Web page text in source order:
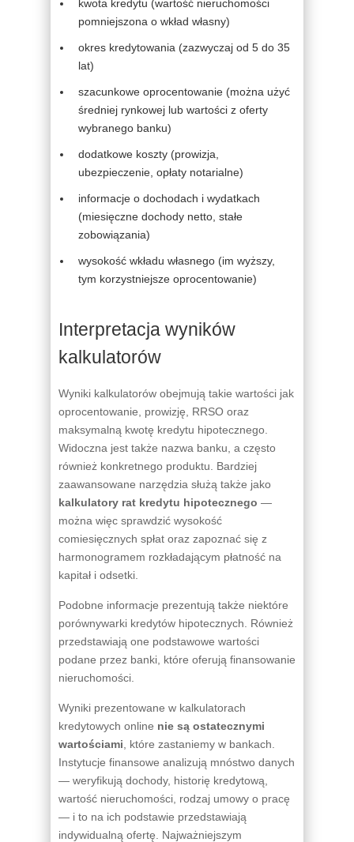
kwota kredytu (wartość nieruchomości
pomniejszona o wkład własny)
okres kredytowania (zazwyczaj od 5 do 35
lat)
szacunkowe oprocentowanie (można użyć
średniej rynkowej lub wartości z oferty
wybranego banku)
dodatkowe koszty (prowizja,
ubezpieczenie, opłaty notarialne)
informacje o dochodach i wydatkach
(miesięczne dochody netto, stałe
zobowiązania)
wysokość wkładu własnego (im wyższy,
tym korzystniejsze oprocentowanie)
Interpretacja wyników
kalkulatorów
Wyniki kalkulatorów obejmują takie wartości jak
oprocentowanie, prowizję, RRSO oraz
maksymalną kwotę kredytu hipotecznego.
Widoczna jest także nazwa banku, a często
również konkretnego produktu. Bardziej
zaawansowane narzędzia służą także jako
kalkulatory rat kredytu hipotecznego —
można więc sprawdzić wysokość
comiesięcznych spłat oraz zapoznać się z
harmonogramem rozkładającym płatność na
kapitał i odsetki.
Podobne informacje prezentują także niektóre
porównywarki kredytów hipotecznych. Również
przedstawiają one podstawowe wartości
podane przez banki, które oferują finansowanie
nieruchomości.
Wyniki prezentowane w kalkulatorach
kredytowych online nie są ostatecznymi
wartościami , które zastaniemy w bankach.
Instytucje finansowe analizują mnóstwo danych
— weryfikują dochody, historię kredytową,
wartość nieruchomości, rodzaj umowy o pracę
— i to na ich podstawie przedstawiają
indywidualną ofertę. Najważniejszym